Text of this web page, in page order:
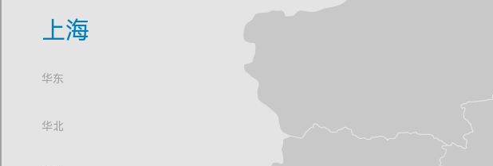
上海
华东
华北